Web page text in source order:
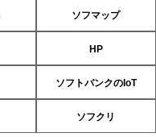
ソフマップ
HP
ソフトバンクのIoT
ソフクリ